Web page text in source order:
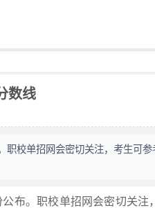
数线
职校单招网会密切关注，考生可
布。职校单招网会密切关注